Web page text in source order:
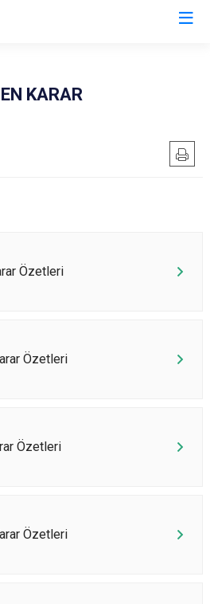
KARAR
Özetleri
Özetleri
Özetleri
Özetleri